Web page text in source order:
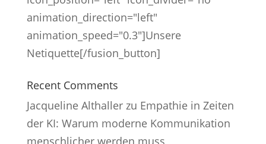
animation_direction="left"
animation_speed="0.3"]Unsere
Netiquette[/fusion_button]
Recent Comments
Jacqueline Althallerzu Empathie in Zeiten
der KI: Warum moderne Kommunikation
menschlicher werden muss